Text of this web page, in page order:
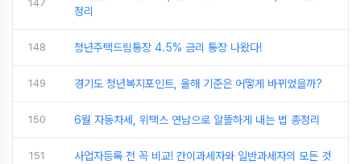
147
정리
148 청년주택드림통장 4.5% 금리 통장 나왔다!
149 경기도 청년복지포인트, 올해 기준은 어떻게 바뀌었을까?
150 6월 자동차세, 위택스 연납으로 알뜰하게 내는 법 총정리
151 사업자등록 전 꼭 비교! 간이과세자와 일반과세자의 모든 것